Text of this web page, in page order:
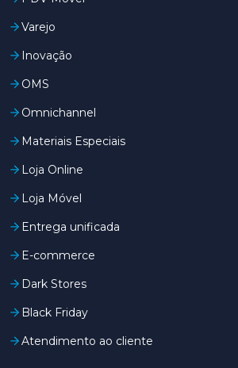
Varejo
Inovação
OMS
Omnichannel
Materiais Especiais
Loja Online
Loja Móvel
Entrega unificada
E-commerce
Dark Stores
Black Friday
Atendimento ao cliente